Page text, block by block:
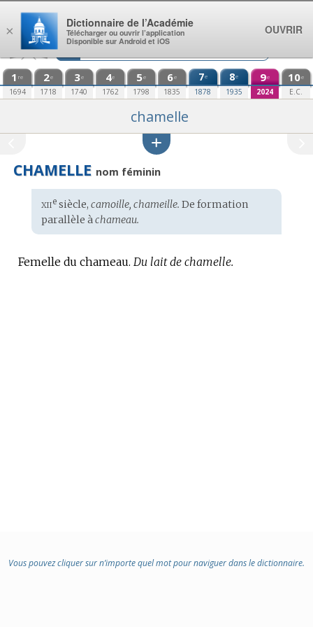
Aller au contenu
1 re
1694
2e
1718
3e
1740
4e
1762
5e
1798
6e
1835
7e
1878
8e
1935
9e
2024
10e
E.C.
chamelle
CHAMELLE nom féminin
Étymologie
:
xiiesiècle, camoille, chameille. De formation
parallèle àchameau.
Femelle du chameau. Du lait de chamelle.
Vous pouvez cliquer sur n’importe quel mot pour naviguer dans le dictionnaire.
×
Dictionnaire de l’Académie
Télécharger ou ouvrir l’application
Disponible sur Android et iOS
OUVRIR